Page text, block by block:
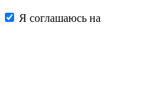
Я соглашаюсь на